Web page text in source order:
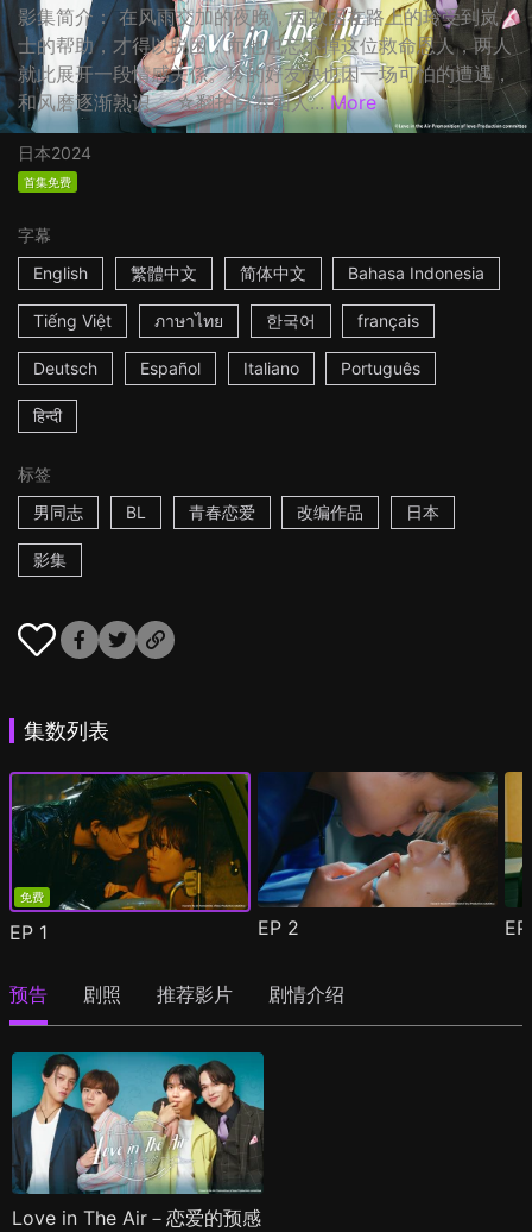
影集简介： 在风雨交加的夜晚，因故困在路上的玲受到岚
士的帮助，才得以脱困，而他也忘不掉这位救命恩人，两人
就此展开一段情感关係。玲的好友快也因一场可怕的遭遇，
和风磨逐渐熟识。 ☆翻拍自泰国人... More
日本2024
首集免费
字幕
English
繁體中文 简体中文 Bahasa Indonesia
Tiếng Việt ภาษาไทย 한국어 français
Deutsch Español Italiano Português
हिन्दी
标签
男同志
BL 青春恋爱 改编作品 日本
影集
集数列表
免费
EP 1 EP 2
预告 剧照 推荐影片 剧情介绍
Love in The Air－恋爱的预感